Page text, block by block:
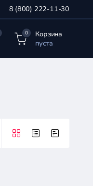
8 (800) 222-11-30
0
Корзина
пуста